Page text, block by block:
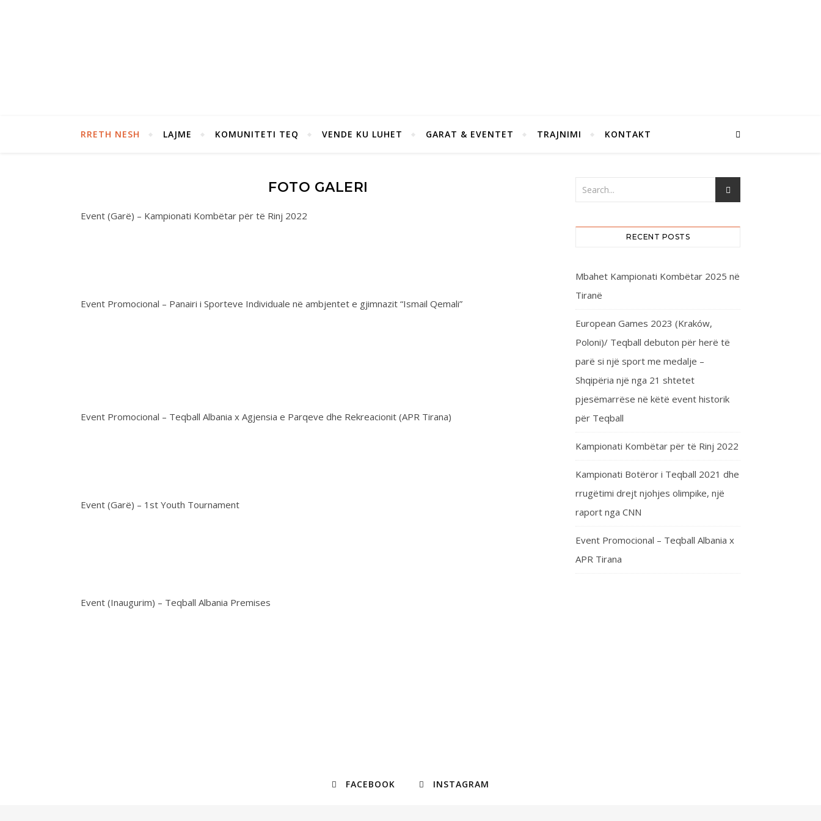
RRETH NESH LAJME KOMUNITETI TEQ VENDE KU LUHET GARAT & EVENTET TRAJNIMI KONTAKT
FOTO GALERI
Event (Garë) – Kampionati Kombëtar për të Rinj 2022
Event Promocional – Panairi i Sporteve Individuale në ambjentet e gjimnazit “Ismail Qemali”
Event Promocional – Teqball Albania x Agjensia e Parqeve dhe Rekreacionit (APR Tirana)
Event (Garë) – 1st Youth Tournament
Event (Inaugurim) – Teqball Albania Premises
RECENT POSTS
Mbahet Kampionati Kombëtar 2025 në
Tiranë
European Games 2023 (Kraków,
Poloni)/ Teqball debuton për herë të
parë si një sport me medalje –
Shqipëria një nga 21 shtetet
pjesëmarrëse në këtë event historik
për Teqball
Kampionati Kombëtar për të Rinj 2022
Kampionati Botëror i Teqball 2021 dhe
rrugëtimi drejt njohjes olimpike, një
raport nga CNN
Event Promocional – Teqball Albania x
APR Tirana
FACEBOOK INSTAGRAM